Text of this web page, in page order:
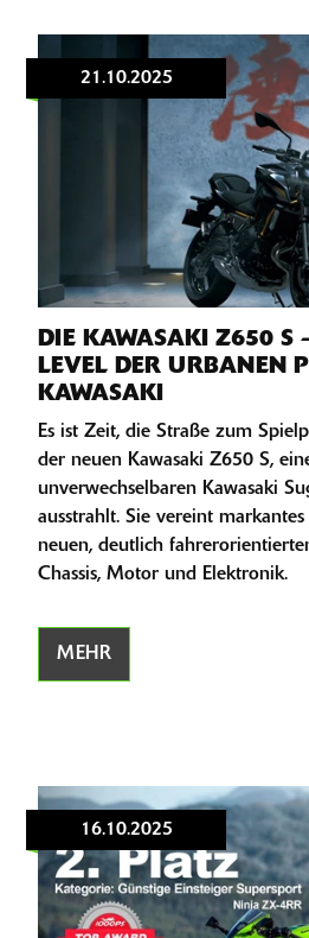
21.10.2025
DIE KAWASAKI Z650 S
LEVEL DER URBANEN
KAWASAKI
Es ist Zeit, die Straße zum
der neuen Kawasaki Z650 S,
unverwechselbaren Kawasaki
ausstrahlt. Sie vereint
neuen, deutlich
Chassis, Motor und Elektronik.
MEHR
16.10.2025